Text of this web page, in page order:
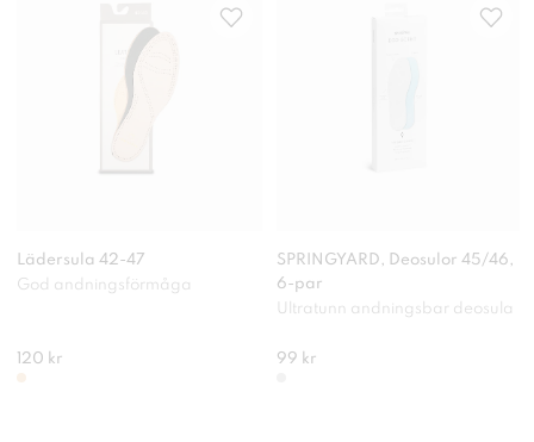
Lädersula 42-47
God andningsförmåga
120 kr
SPRINGYARD, Deosulor 45/46,
6-par
Ultratunn andningsbar deosula
99 kr